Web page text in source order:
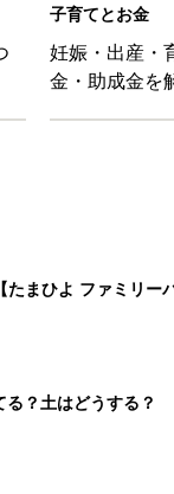
子育てとお金
妊娠・出産・
金・助成金を
まひよ ファミリー
る？土はどうする？